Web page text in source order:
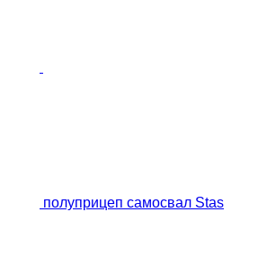
полуприцеп самосвал Stas